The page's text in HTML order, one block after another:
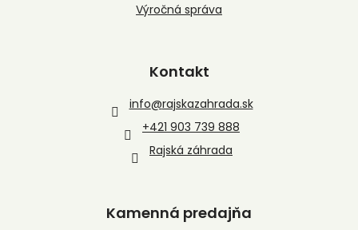
Výročná správa
Kontakt
info@rajskazahrada.sk
+421 903 739 888
Rajská záhrada
Kamenná predajňa